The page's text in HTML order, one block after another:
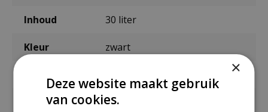
Inhoud 30 liter
Kleur zwart
Hoogte 36,5 cm
×
Deze website maakt gebruik
van cookies.